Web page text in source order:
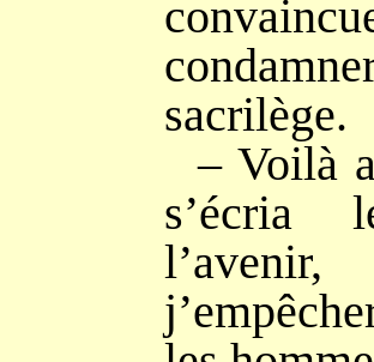
sacrilège.
– Voilà
s’écria